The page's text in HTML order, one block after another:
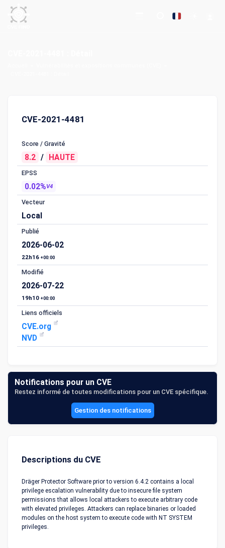
CVE-2021-4481
Score / Gravité
8.2 / HAUTE
EPSS
0.02%V4
Vecteur
Local
Publié
2026-06-02
22h16 +00:00
Modifié
2026-07-22
19h10 +00:00
Liens officiels
CVE.org
NVD
Notifications pour un CVE
Restez informé de toutes modifications pour un CVE spécifique.
Gestion des notifications
Descriptions du CVE
Dräger Protector Software prior to version 6.4.2 contains a local
privilege escalation vulnerability due to insecure file system
permissions that allows local attackers to execute arbitrary code
with elevated privileges. Attackers can replace binaries or loaded
modules on the host system to execute code with NT SYSTEM
privileges.